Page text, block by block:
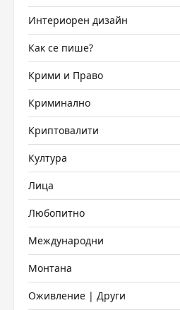
Интериорен дизайн
Как се пише?
Крими и Право
Криминално
Криптовалити
Култура
Лица
Любопитно
Международни
Монтана
Оживление | Други